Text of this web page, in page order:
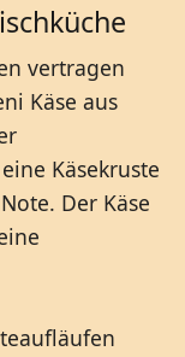
vertragen
Käse aus
Käsekruste
Der Käse